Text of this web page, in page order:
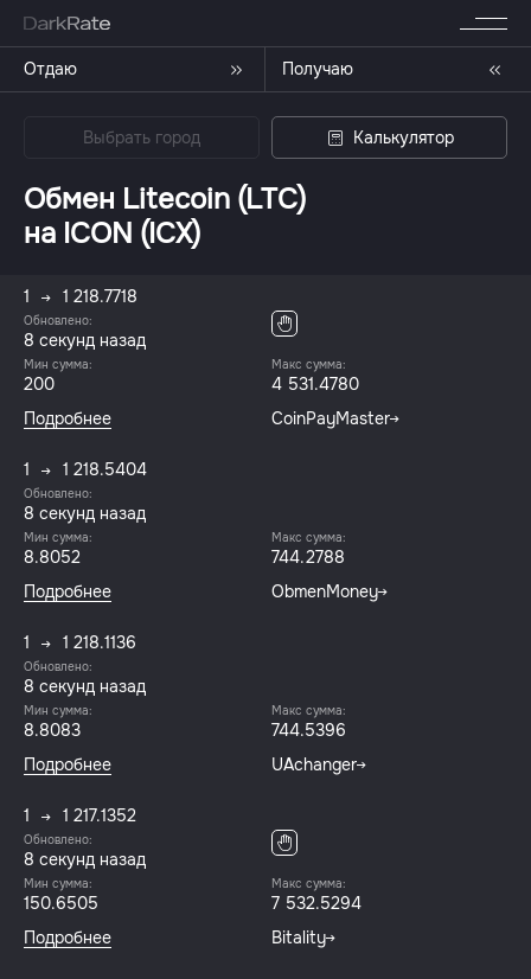
Отдаю Получаю
Выбрать город Калькулятор
Обмен Litecoin (LTC)
на ICON (ICX)
1 1 218.7718
Обновлено:
9 секунд назад
Мин сумма:
200
Макс сумма:
4 531.4780
Подробнее
CoinPayMaster
1 1 218.5404
Обновлено:
9 секунд назад
Мин сумма:
8.8052
Макс сумма:
744.2788
Подробнее
ObmenMoney
1 1 218.1136
Обновлено:
9 секунд назад
Мин сумма:
8.8083
Макс сумма:
744.5396
Подробнее
UAchanger
1 1 217.1352
Обновлено:
9 секунд назад
Мин сумма:
150.6505
Макс сумма:
7 532.5294
Подробнее
Bitality